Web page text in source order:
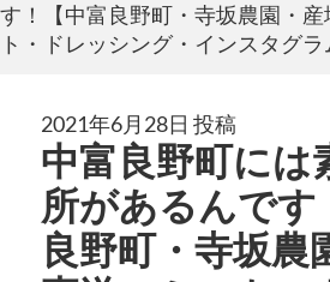
す！【中富良野町・寺坂農園・
ト・ドレッシング・インスタグラ
2021年6月28日 投稿
中富良野町には
所があるんです
良野町・寺坂農